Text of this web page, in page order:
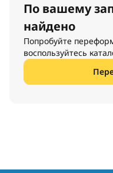
По вашему
найдено
Попробуйте
воспользуйтесь